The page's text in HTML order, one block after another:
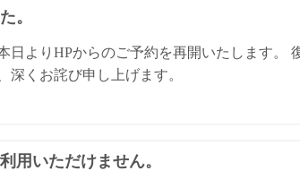
。
日よりHPからのご予約を再開いたします。
くお詫び申し上げます。
用いただけません。